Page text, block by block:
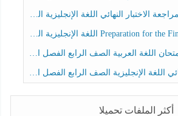
النهائي اللغة الإنجليزية الصف الرابع الفصل الثالث
اللغة العربية الصف الرابع الفصل الثالث
الإنجليزية الصف الرابع الفصل الثالث
أكثر الملفات تحميلا